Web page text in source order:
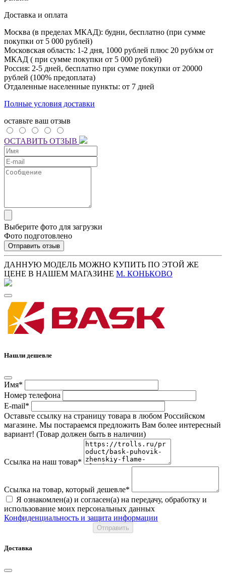
Доставка и оплата
Москва (в пределах МКАД): будни, бесплатно (при сумме
покупки от 5 000 рублей)
Московская область: 1-2 дня, 1000 рублей плюс 20 руб/км от
МКАД ( при сумме покупки от 5 000 рублей)
Россия: 2-5 дней, бесплатно при сумме покупки от 20000
рублей (100% предоплата)
Отдаленные населенные пункты: от 7 дней
Полные условия доставки
оставьте ваш отзыв
ОСТАВИТЬ ОТЗЫВ
Выберите фото для загрузки
Фото подготовлено
Отправить отзыв
ДАННУЮ МОДЕЛЬ МОЖНО КУПИТЬ ПО ЭТОЙ ЖЕ
ЦЕНЕ В НАШЕМ МАГАЗИНЕ М. КОНЬКОВО
Нашли дешевле
Имя*
Номер телефона
E-mail*
Оставьте ссылку на страницу товара в любом Российском
магазине. Мы постараемся предложить Вам более интересный
вариант! (Товар должен быть в наличии)
Ссылка на наш товар*
Ссылка на товар, который дешевле*
Я ознакомлен(а) и согласен(а) на передачу, обработку и
использование моих персональных данных
Конфиденциальность и защита информации
Отправить
Доставка